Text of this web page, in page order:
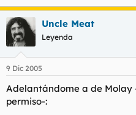
Uncle Meat
Leyenda
9 Dic 2005
Adelantándome a de Molay
permiso-: